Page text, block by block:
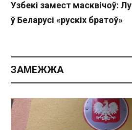
Узбекі замест масквічоў:
ў Беларусі «рускіх братоў»
ЗАМЕЖЖА